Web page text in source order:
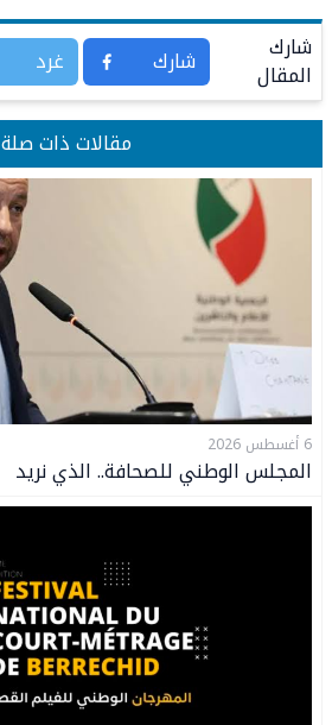
شارك
المقال شارك غرد
مقالات ذات صلة
6 أغسطس 2026
المجلس الوطني للصحافة.. الذي نريد